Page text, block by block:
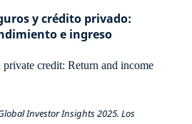
y crédito privado:
e ingreso
Investor Insights 2025. Los